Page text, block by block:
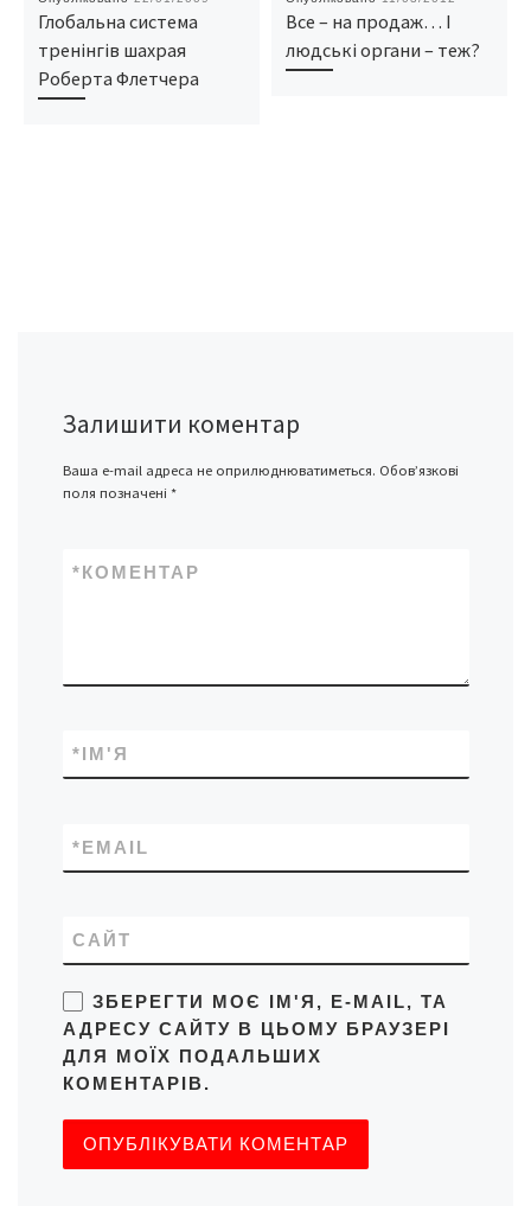
Глобальна система
тренінгів шахрая
Роберта Флетчера
Все – на продаж… І
людські органи – теж?
Залишити коментар
Ваша e-mail адреса не оприлюднюватиметься. Обов’язкові
поля позначені *
КОМЕНТАР
*
ІМ'Я
*
EMAIL
*
САЙТ
ЗБЕРЕГТИ МОЄ ІМ'Я, E-MAIL, ТА
АДРЕСУ САЙТУ В ЦЬОМУ БРАУЗЕРІ
ДЛЯ МОЇХ ПОДАЛЬШИХ
КОМЕНТАРІВ.